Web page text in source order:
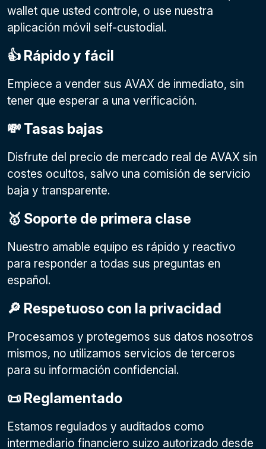
wallet que usted controle, o use nuestra
aplicación móvil self-custodial.
👍 Rápido y fácil
Empiece a vender sus AVAX de inmediato, sin
tener que esperar a una verificación.
💸 Tasas bajas
Disfrute del precio de mercado real de AVAX sin
costes ocultos, salvo una comisión de servicio
baja y transparente.
🥇 Soporte de primera clase
Nuestro amable equipo es rápido y reactivo
para responder a todas sus preguntas en
español.
🔎 Respetuoso con la privacidad
Procesamos y protegemos sus datos nosotros
mismos, no utilizamos servicios de terceros
para su información confidencial.
📜 Reglamentado
Estamos regulados y auditados como
intermediario financiero suizo autorizado desde